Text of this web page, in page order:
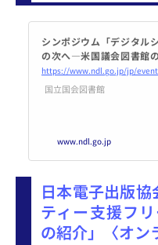
シンポジウム「デジタル
の次へ―米国議会図書館の
略から見えてくるもの―
立国会図書館―National
ibrary
国立国会図書館
www.ndl.go.jp
日本電子出版
ティー支援フ
の紹介」〈オン